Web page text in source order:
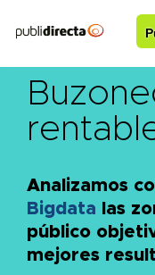
al
Analizamos
Bigdata las
público
mejores